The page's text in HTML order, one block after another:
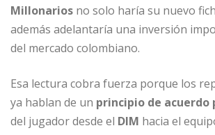
Millonarios no solo haría su nuevo
además adelantaría una inversión
del mercado colombiano.
Esa lectura cobra fuerza porque los
ya hablan de un principio de acuerdo
del jugador desde el DIM hacia el